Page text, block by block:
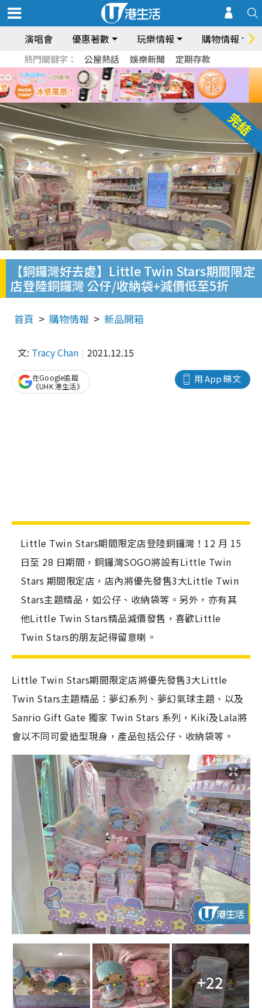
演唱會 優惠著數 玩樂情報 購物情報
熱門關鍵字： 公屋熱話 娛樂新聞 定期存款
【銅鑼灣好去處】Little Twin Stars期間限定
店登陸銅鑼灣 公仔/收納袋+減價低至5折
首頁 購物情報 新品開箱
文: Tracy Chan 2021.12.15
用 App 睇文
在Google追蹤
《UHK 港生活》
Little Twin Stars期間限定店登陸銅鑼灣！12 月 15
日至 28 日期間，銅鑼灣SOGO將設有Little Twin
Stars 期間限定店，店內將優先發售3大Little Twin
Stars主題精品，如公仔、收納袋等。另外，亦有其
他Little Twin Stars精品減價發售，喜歡Little
Twin Stars的朋友記得留意喇。
Little Twin Stars期間限定店將優先發售3大Little
Twin Stars主題精品：夢幻系列、夢幻氣球主題、以及
Sanrio Gift Gate 獨家 Twin Stars 系列，Kiki及Lala將
會以不同可愛造型現身，產品包括公仔、收納袋等。
+22